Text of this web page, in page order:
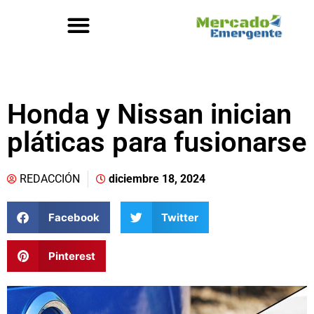
Honda y Nissan inician
pláticas para fusionarse
REDACCIÓN diciembre 18, 2024
Facebook Twitter
Pinterest